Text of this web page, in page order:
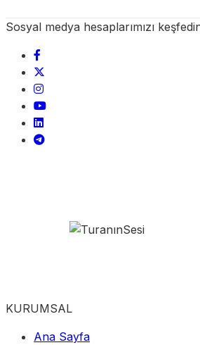
Sosyal medya hesaplarımızı
KURUMSAL
Ana Sayfa